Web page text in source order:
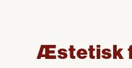
Æstetisk